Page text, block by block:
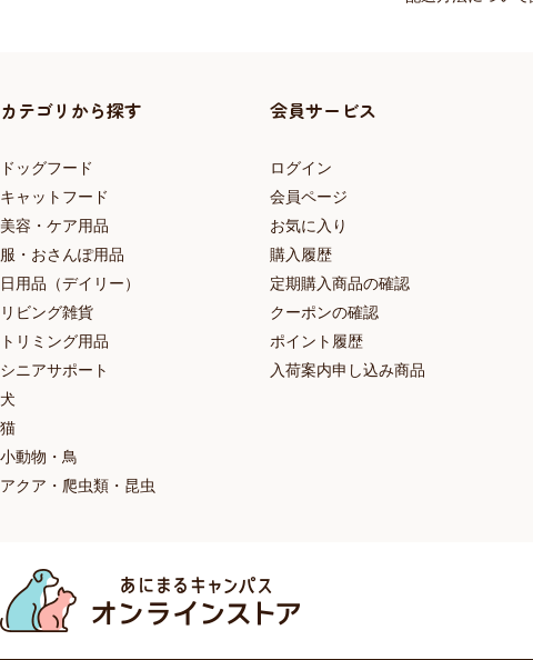
カテゴリから探す
ドッグフード
キャットフード
美容・ケア用品
服・おさんぽ用品
日用品（デイリー）
リビング雑貨
トリミング用品
シニアサポート
犬
猫
小動物・鳥
アクア・爬虫類・昆虫
会員サービス
ログイン
会員ページ
お気に入り
購入履歴
定期購入商品の確認
クーポンの確認
ポイント履歴
入荷案内申し込み商品